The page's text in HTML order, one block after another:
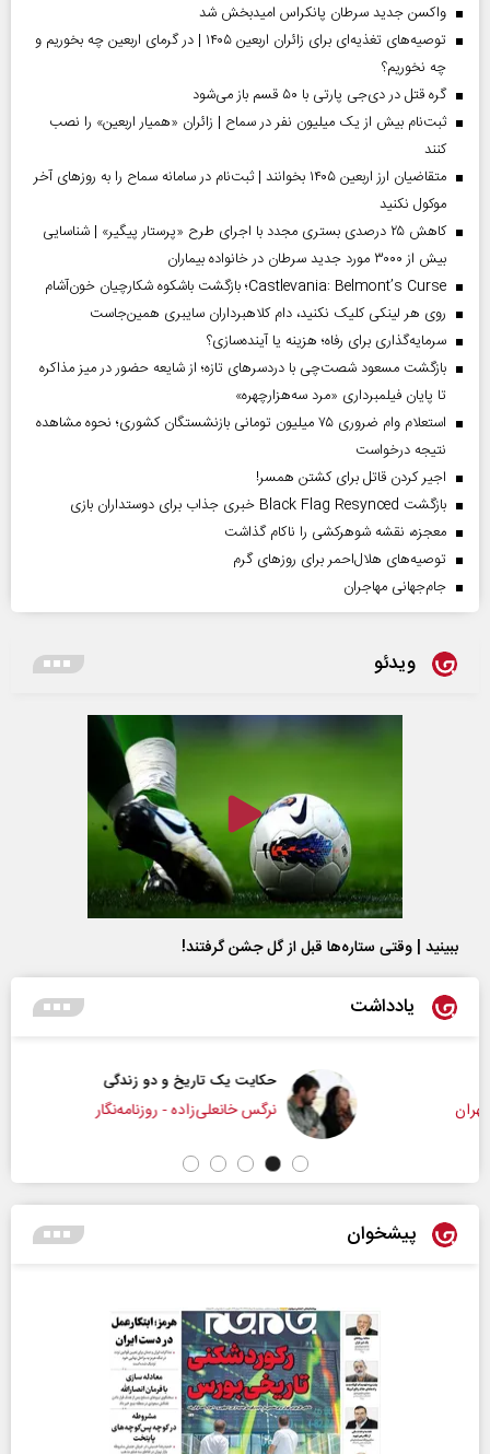
واکسن جدید سرطان پانکراس امیدبخش شد
توصیه‌های تغذیه‌ای برای زائران اربعین ۱۴۰۵ | در گرمای اربعین چه بخوریم و
چه نخوریم؟
گره قتل در دی‌جی پارتی با ۵۰ قسم باز می‌شود
ثبت‌نام بیش از یک میلیون نفر در سماح | زائران «همیار اربعین» را نصب
کنند
متقاضیان ارز اربعین ۱۴۰۵ بخوانند | ثبت‌نام در سامانه سماح را به روز‌های آخر
موکول نکنید
کاهش ۲۵ درصدی بستری مجدد با اجرای طرح «پرستار پیگیر» | شناسایی
بیش از ۳۰۰۰ مورد جدید سرطان در خانواده بیماران
Castlevania: Belmont’s Curse؛ بازگشت باشکوه شکارچیان خون‌آشام
روی هر لینکی کلیک نکنید، دام کلاهبرداران سایبری همین‌جاست
سرمایه‌گذاری برای رفاه؛ هزینه یا آینده‌سازی؟
بازگشت مسعود شصت‌چی با دردسر‌های تازه؛ از شایعه حضور در میز مذاکره
تا پایان فیلمبرداری «مرد سه‌هزارچهره»
استعلام وام ضروری ۷۵ میلیون تومانی بازنشستگان کشوری؛ نحوه مشاهده
نتیجه درخواست
اجیر کردن قاتل برای کشتن همسر!
بازگشت Black Flag Resynced خبری جذاب برای دوستداران بازی
معجزه، نقشه شوهرکشی را ناکام گذاشت
توصیه‌های هلال‌احمر برای روز‌های گرم
جام‌جهانی مهاجران
ویدئو
ببینید | وقتی ستاره‌ها قبل از گل جشن گرفتند!
یادداشت
حکایت یک تاریخ و دو زندگی
نرگس خانعلی‌زاده - روزنامه‌نگار
پیشخوان